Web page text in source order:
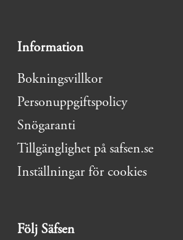
Information
Bokningsvillkor
Personuppgiftspolicy
Snögaranti
Tillgänglighet på safsen.se
Inställningar för cookies
Följ Säfsen